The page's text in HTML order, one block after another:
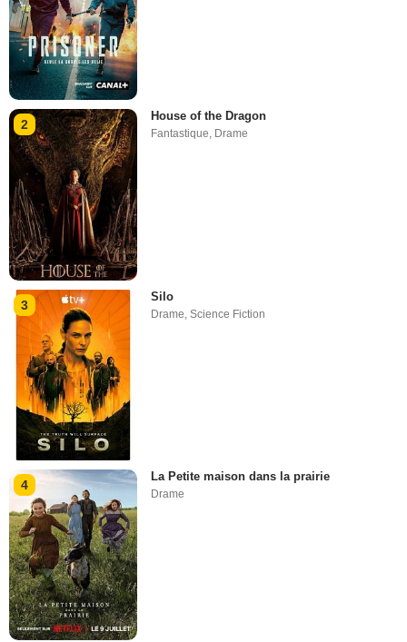
2
House of the Dragon
Fantastique, Drame
3
Silo
Drame ,Science Fiction
4
La Petite maison dans la prairie
Drame